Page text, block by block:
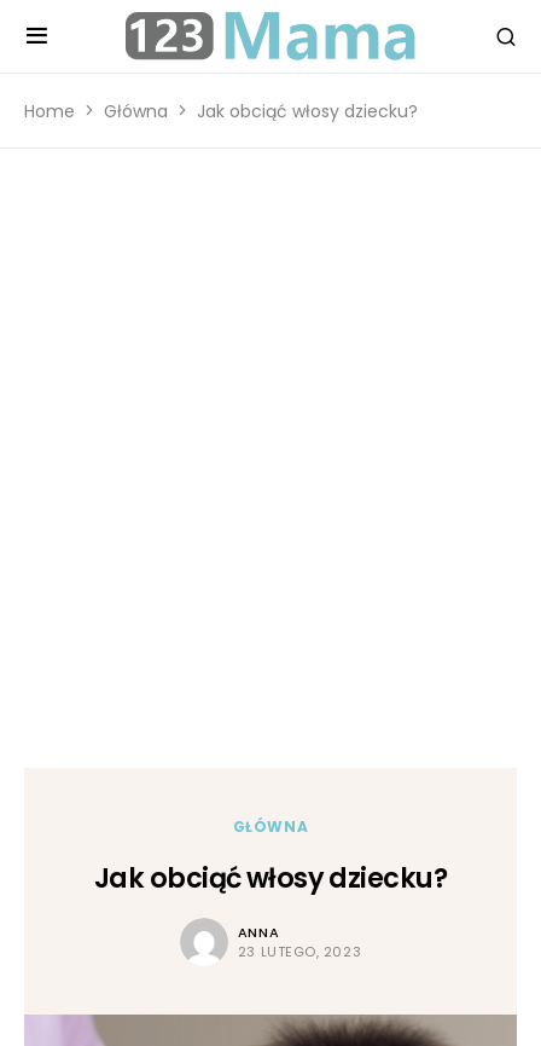
Home Główna Jak obciąć włosy dziecku?
GŁÓWNA
Jak obciąć włosy dziecku?
ANNA
23 LUTEGO, 2023